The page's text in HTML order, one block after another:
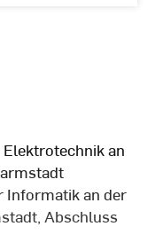
an
Informatik an der
Abschluss